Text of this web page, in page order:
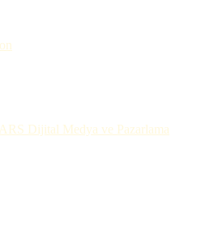
ARS Dijital Medya ve Pazarlama